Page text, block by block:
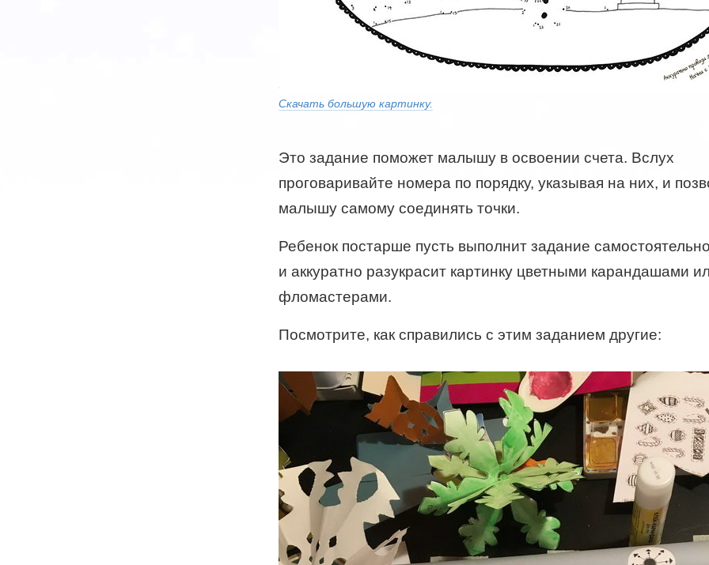
Скачать большую картинку.
Это задание поможет малышу в освоении счета. Вслух
проговаривайте номера по порядку, указывая на них, и
малышу самому соединять точки.
Ребенок постарше пусть выполнит задание
и аккуратно разукрасит картинку цветными карандашами
фломастерами.
Посмотрите, как справились с этим заданием другие: